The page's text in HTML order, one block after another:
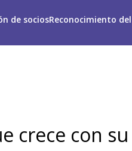
de sociosReconocimiento
crece con